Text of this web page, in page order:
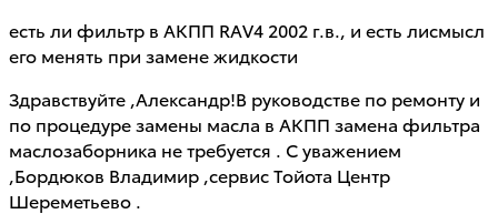
есть ли фильтр в АКПП RAV4 2002 г.в., и есть лисмысл
его менять при замене жидкости
Здравствуйте ,Александр!В руководстве по ремонту и
по процедуре замены масла в АКПП замена фильтра
маслозаборника не требуется . С уважением
,Бордюков Владимир ,сервис Тойота Центр
Шереметьево .